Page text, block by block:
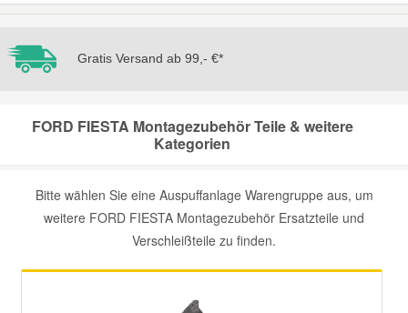
Gratis Versand ab 99,- €*
FORD FIESTA Montagezubehör Teile & weitere
Kategorien
Bitte wählen Sie eine Auspuffanlage Warengruppe aus, um
weitere FORD FIESTA Montagezubehör Ersatzteile und
Verschleißteile zu finden.
Porsche Ersatzteile
Seat Ersatzteile
Suzuki Ersatzteile
Toyota Ersatzteile